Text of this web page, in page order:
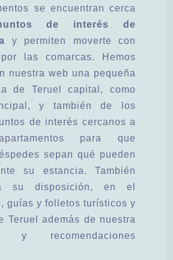
se encuentran cerca
de interés de
y permiten moverte con
las comarcas. Hemos
nuestra web una pequeña
de Teruel capital, como
y también de los
de interés cercanos a
para que
sepan qué pueden
su estancia. También
su disposición, en el
guías y folletos turísticos y
Teruel además de nuestra
y recomendaciones